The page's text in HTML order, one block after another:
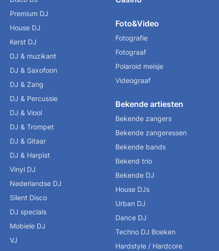
Premium DJ
House DJ
Kerst DJ
DJ & muzikant
DJ & Saxofoon
DJ & Zang
DJ & Percussie
DJ & Viool
DJ & Trompet
DJ & Gitaar
DJ & Harpist
Vinyl DJ
Nederlandse DJ
Silent Disco
DJ specials
Mobiele DJ
VJ
Foto&Video
Fotografie
Fotograaf
Polaroid meisje
Videograaf
Bekende artiesten
Bekende zangers
Bekende zangeressen
Bekende bands
Bekend trio
Bekende DJ
House DJs
Urban DJ
Dance DJ
Techno DJ Boeken
Hardstyle / Hardcore